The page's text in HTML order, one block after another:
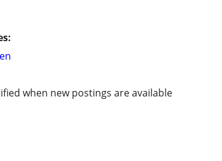
when new postings are available